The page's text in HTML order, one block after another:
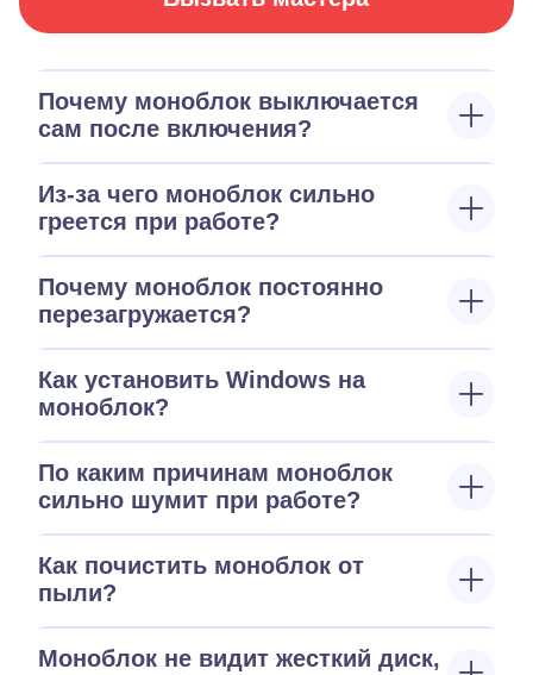
Почему моноблок выключается
сам после включения?
Из-за чего моноблок сильно
греется при работе?
Почему моноблок постоянно
перезагружается?
Как установить Windows на
моноблок?
По каким причинам моноблок
сильно шумит при работе?
Как почистить моноблок от
пыли?
Моноблок не видит жесткий диск,